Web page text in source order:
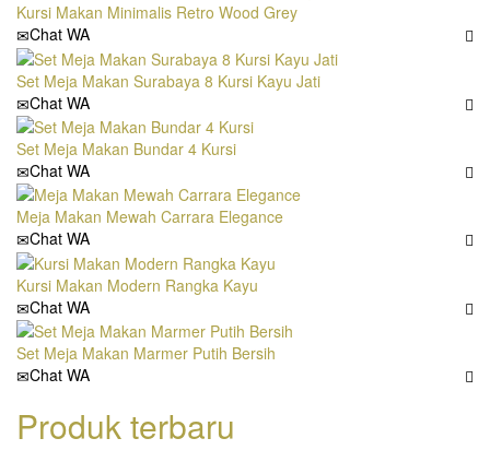
Kursi Makan Minimalis Retro Wood Grey
Chat WA
Set Meja Makan Surabaya 8 Kursi Kayu Jati
Chat WA
Set Meja Makan Bundar 4 Kursi
Chat WA
Meja Makan Mewah Carrara Elegance
Chat WA
Kursi Makan Modern Rangka Kayu
Chat WA
Set Meja Makan Marmer Putih Bersih
Chat WA
Produk terbaru